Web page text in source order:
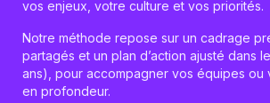
vos enjeux, votre culture et vos priorités.
Notre méthode repose sur un cadrage
partagés et un plan d’action ajusté dans
ans), pour accompagner vos équipes ou
en profondeur.